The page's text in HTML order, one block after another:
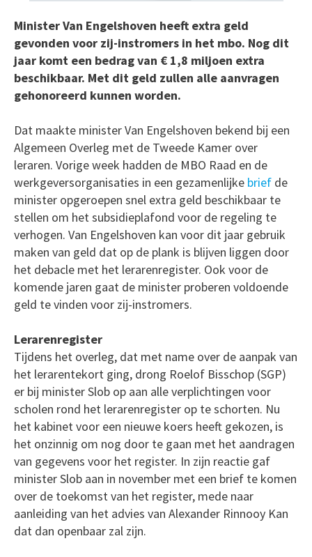
Minister Van Engelshoven heeft extra geld
gevonden voor zij-instromers in het mbo. Nog dit
jaar komt een bedrag van € 1,8 miljoen extra
beschikbaar. Met dit geld zullen alle aanvragen
gehonoreerd kunnen worden.
Dat maakte minister Van Engelshoven bekend bij een
Algemeen Overleg met de Tweede Kamer over
leraren. Vorige week hadden de MBO Raad en de
werkgeversorganisaties in een gezamenlijke brief de
minister opgeroepen snel extra geld beschikbaar te
stellen om het subsidieplafond voor de regeling te
verhogen. Van Engelshoven kan voor dit jaar gebruik
maken van geld dat op de plank is blijven liggen door
het debacle met het lerarenregister. Ook voor de
komende jaren gaat de minister proberen voldoende
geld te vinden voor zij-instromers.
Lerarenregister
Tijdens het overleg, dat met name over de aanpak van
het lerarentekort ging, drong Roelof Bisschop (SGP)
er bij minister Slob op aan alle verplichtingen voor
scholen rond het lerarenregister op te schorten. Nu
het kabinet voor een nieuwe koers heeft gekozen, is
het onzinnig om nog door te gaan met het aandragen
van gegevens voor het register. In zijn reactie gaf
minister Slob aan in november met een brief te komen
over de toekomst van het register, mede naar
aanleiding van het advies van Alexander Rinnooy Kan
dat dan openbaar zal zijn.